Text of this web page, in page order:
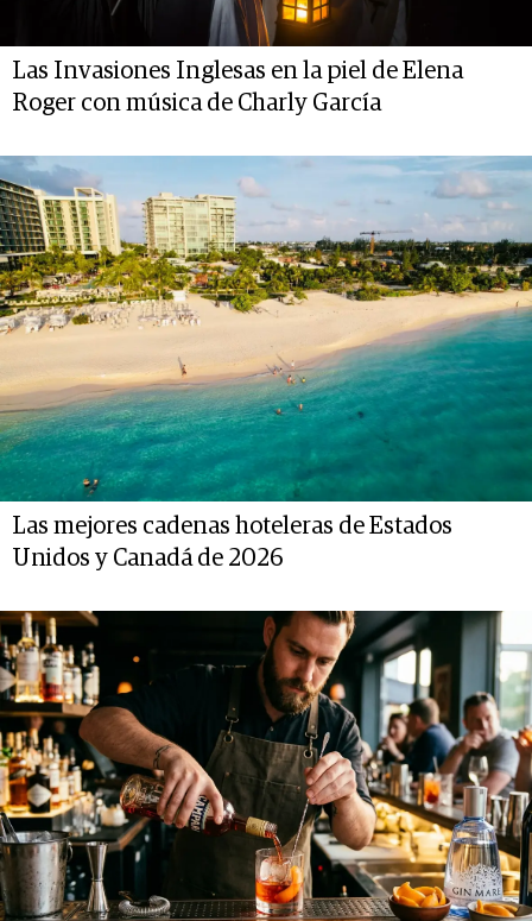
Las Invasiones Inglesas en la piel de Elena
Roger con música de Charly García
Las mejores cadenas hoteleras de Estados
Unidos y Canadá de 2026